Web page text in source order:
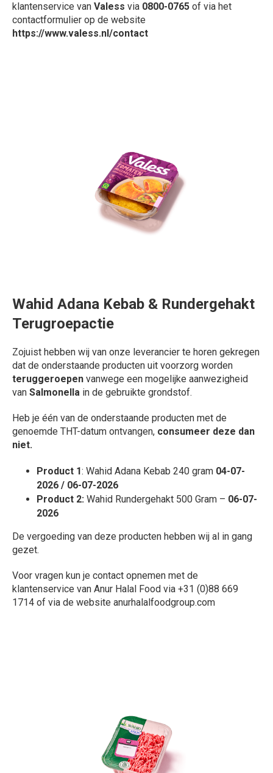
klantenservice van Valess via 0800-0765 of via het
contactformulier op de website
https://www.valess.nl/contact
Wahid Adana Kebab & Rundergehakt
Terugroepactie
Zojuist hebben wij van onze leverancier te horen gekregen
dat de onderstaande producten uit voorzorg worden
teruggeroepen vanwege een mogelijke aanwezigheid
van Salmonella in de gebruikte grondstof.
Heb je één van de onderstaande producten met de
genoemde THT-datum ontvangen, consumeer deze dan
niet.
Product 1: Wahid Adana Kebab 240 gram 04-07-
2026 / 06-07-2026
Product 2: Wahid Rundergehakt 500 Gram – 06-07-
2026
De vergoeding van deze producten hebben wij al in gang
gezet.
Voor vragen kun je contact opnemen met de
klantenservice van Anur Halal Food via +31 (0)88 669
1714 of via de website anurhalalfoodgroup.com